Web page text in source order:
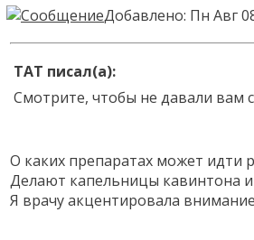
Добавлено: Пн Авг
TAT писал(а):
Смотрите, чтобы не давали вам
О каких препаратах может идти
Делают капельницы кавинтона
Я врачу акцентировала